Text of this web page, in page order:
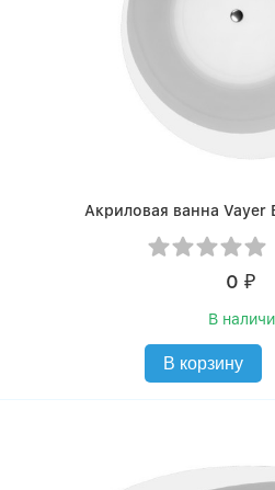
Акриловая ванна Vayer
0 ₽
В
В корзину